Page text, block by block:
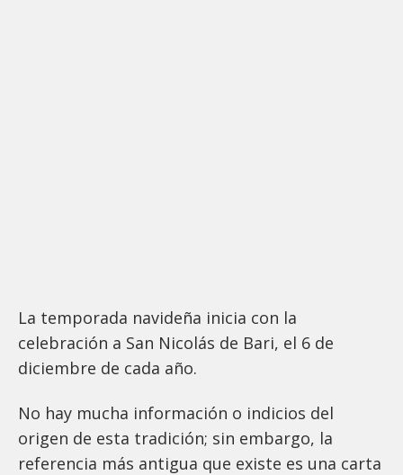
La temporada navideña inicia con la
celebración a San Nicolás de Bari, el 6 de
diciembre de cada año.
No hay mucha información o indicios del
origen de esta tradición; sin embargo, la
referencia más antigua que existe es una carta